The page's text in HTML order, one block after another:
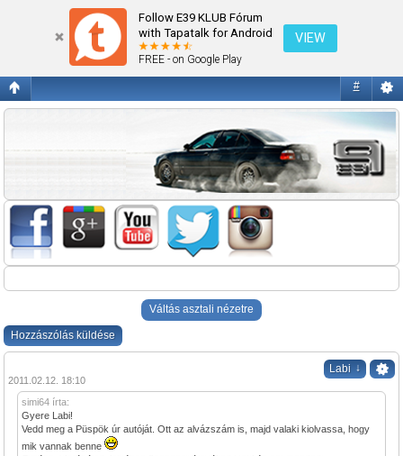
Follow E39 KLUB Fórum
with Tapatalk for Android
FREE - on Google Play
VIEW
#
740 D
Váltás asztali nézetre
Hozzászólás küldése
Labi ↓
2011.02.12. 18:10
simi64 írta:
Gyere Labi!
Vedd meg a Püspök úr autóját. Ott az alvázszám is, majd valaki kiolvassa, hogy
mik vannak benne